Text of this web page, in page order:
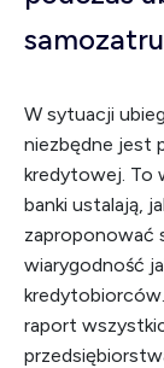
W sytuacji
niezbędne jest
kredytowej. To
banki ustalają,
zaproponować
wiarygodność
raport